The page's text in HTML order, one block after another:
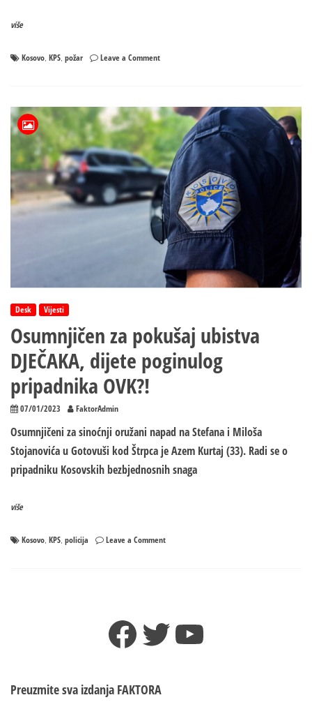
više
Kosovo, KPS, požar Leave a Commenton
vojnu
bazu
KBS-
a
na
zapadu
Kosova
i
Metohije
Desk Vijesti
Osumnjičen za pokušaj ubistva
DJEČAKA, dijete poginulog
pripadnika OVK?!
07/01/2023 FaktorAdmin
Osumnjičeni za sinoćnji oružani napad na Stefana i Miloša
Stojanovića u Gotovuši kod Štrpca je Azem Kurtaj (33). Radi se o
pripadniku Kosovskih bezbjednosnih snaga
više
Kosovo, KPS, policija Leave a Commenton
dijete
poginulog
Facebook
TwitterYouTube
Preuzmite sva izdanja FAKTORA